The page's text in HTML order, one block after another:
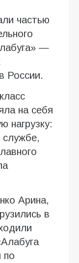
частью
—
России.
на себя
нагрузку:
службе,
Арина,
в
по